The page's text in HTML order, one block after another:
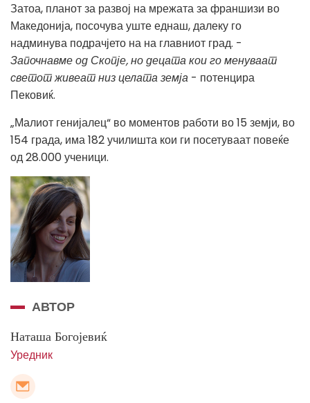
Затоа, планот за развој на мрежата за франшизи во
Македонија, посочува уште еднаш, далеку го
надминува подрачјето на на главниот град. -
Започнавме од Скопје, но децата кои го менуваат
светот живеат низ целата земја - потенцира
Пековиќ.
„Малиот генијалец“ во моментов работи во 15 земји, во
154 града, има 182 училишта кои ги посетуваат повеќе
од 28.000 ученици.
АВТОР
Наташа Богојевиќ
Уредник